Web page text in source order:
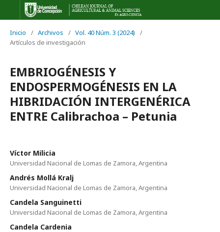
Inicio / Archivos / Vol. 40 Núm. 3 (2024)
/
Artículos de investigación
EMBRIOGÉNESIS Y
ENDOSPERMOGÉNESIS EN LA
HIBRIDACIÓN INTERGENÉRICA
ENTRE Calibrachoa – Petunia
Víctor Milicia
Universidad Nacional de Lomas de Zamora, Argentina
Andrés Mollá Kralj
Universidad Nacional de Lomas de Zamora, Argentina
Candela Sanguinetti
Universidad Nacional de Lomas de Zamora, Argentina
Candela Cardenia